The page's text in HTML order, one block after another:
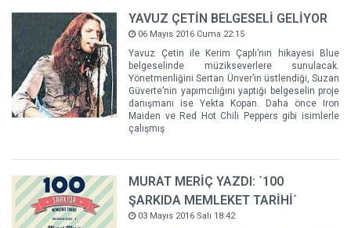
YAVUZ ÇETİN BELGESELİ GELİYOR
06 Mayıs 2016 Cuma 22:15
Yavuz Çetin ile Kerim Çaplı’nın hikayesi Blue
belgeselinde müzikseverlere sunulacak.
Yönetmenliğini Sertan Ünver’in üstlendiği, Suzan
Güverte’nin yapımcılığını yaptığı belgeselin proje
danışmanı ise Yekta Kopan. Daha önce Iron
Maiden ve Red Hot Chili Peppers gibi isimlerle
çalışmış
MURAT MERİÇ YAZDI: ´100
ŞARKIDA MEMLEKET TARİHİ´
03 Mayıs 2016 Salı 18:42